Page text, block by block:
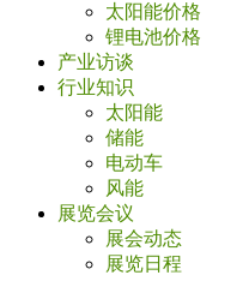
太阳能价格
锂电池价格
产业访谈
行业知识
太阳能
储能
电动车
风能
展览会议
展会动态
展览日程